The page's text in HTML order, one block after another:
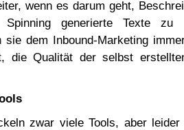
wenn es darum geht,
generierte Texte zu
sie dem Inbound-Marketing
die Qualität der selbst
zwar viele Tools, aber leider